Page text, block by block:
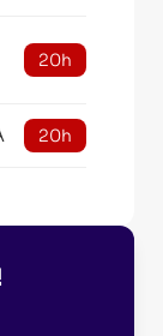
20h
20h